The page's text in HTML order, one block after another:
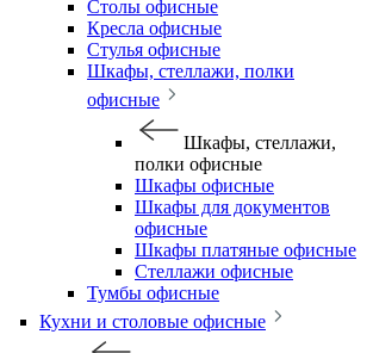
Столы офисные
Кресла офисные
Стулья офисные
Шкафы, стеллажи, полки
офисные
Шкафы, стеллажи,
полки офисные
Шкафы офисные
Шкафы для документов
офисные
Шкафы платяные офисные
Стеллажи офисные
Тумбы офисные
Кухни и столовые офисные